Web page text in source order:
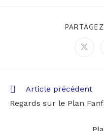
Article précédent
Regards sur le Plan